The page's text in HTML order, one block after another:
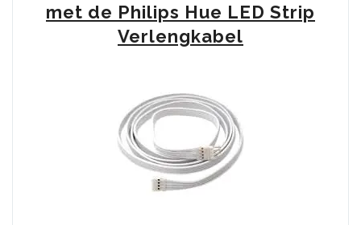
met de Philips Hue LED Strip
Verlengkabel